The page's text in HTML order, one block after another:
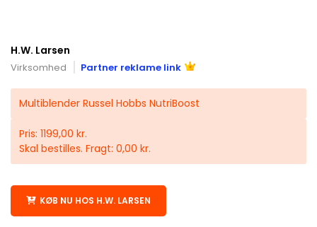
H.W. Larsen
Virksomhed Partner reklame link
Multiblender Russel Hobbs NutriBoost
Pris: 1199,00 kr.
Skal bestilles. Fragt: 0,00 kr.
KØB NU HOS H.W. LARSEN